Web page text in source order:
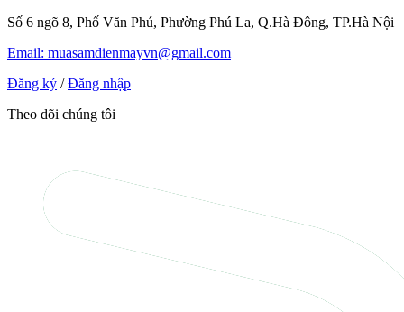
Số 6 ngõ 8, Phố Văn Phú, Phường Phú La, Q.Hà Đông, TP.Hà Nội
Email: muasamdienmayvn@gmail.com
Đăng ký / Đăng nhập
Theo dõi chúng tôi